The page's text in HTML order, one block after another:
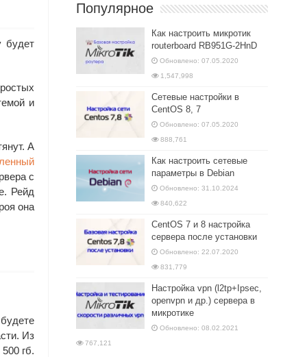
будет
и
А
с
Рейд
она
Из
гб.
Популярное
Как настроить микротик
routerboard RB951G-2HnD
Обновлено: 07.05.2020
1,547,998
Сетевые настройки в
CentOS 8, 7
Обновлено: 07.05.2020
888,761
Как настроить сетевые
параметры в Debian
Обновлено: 31.10.2024
840,622
CentOS 7 и 8 настройка
сервера после установки
Обновлено: 22.07.2020
831,779
Настройка vpn (l2tp+Ipsec,
openvpn и др.) сервера в
микротике
Обновлено: 08.02.2021
767,121